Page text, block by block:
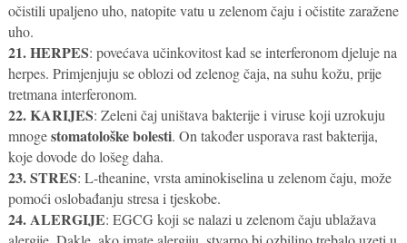
očistili upaljeno uho, natopite vatu u zelenom čaju i očistite zaražene
uho.
21. HERPES: povećava učinkovitost kad se interferonom djeluje na
herpes. Primjenjuju se oblozi od zelenog čaja, na suhu kožu, prije
tretmana interferonom.
22. KARIJES: Zeleni čaj uništava bakterije i viruse koji uzrokuju
mnogestomatološke bolesti. On također usporava rast bakterija,
koje dovode do lošeg daha.
23. STRES: L-theanine, vrsta aminokiselina u zelenom čaju, može
pomoći oslobađanju stresa i tjeskobe.
24. ALERGIJE: EGCG koji se nalazi u zelenom čaju ublažava